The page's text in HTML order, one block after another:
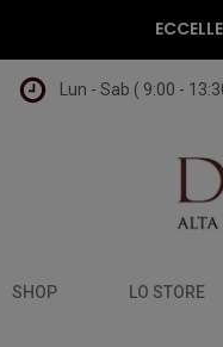
Lun - Sab ( 9:00 -
SHOP LO STORE